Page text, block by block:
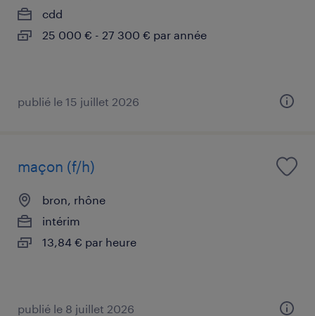
cdd
25 000 € - 27 300 € par année
publié le 15 juillet 2026
maçon (f/h)
bron, rhône
intérim
13,84 € par heure
publié le 8 juillet 2026